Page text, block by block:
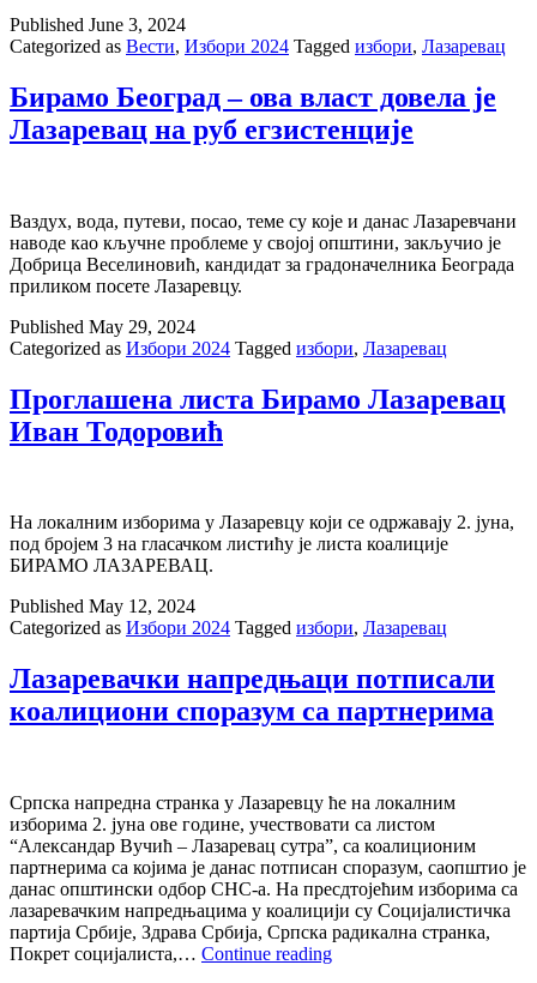
Published June 3, 2024
Categorized as Вести, Избори 2024 Tagged избори, Лазаревац
Бирамо Београд – ова власт довела је
Лазаревац на руб егзистенције
Ваздух, вода, путеви, посао, теме су које и данас Лазаревчани
наводе као кључне проблеме у својој општини, закључио је
Добрица Веселиновић, кандидат за градоначелника Београда
приликом посете Лазаревцу.
Published May 29, 2024
Categorized as Избори 2024 Tagged избори, Лазаревац
Проглашена листа Бирамо Лазаревац
Иван Тодоровић
На локалним изборима у Лазаревцу који се одржавају 2. јуна,
под бројем 3 на гласачком листићу је листа коалиције
БИРАМО ЛАЗАРЕВАЦ.
Published May 12, 2024
Categorized as Избори 2024 Tagged избори, Лазаревац
Лазаревачки напредњаци потписали
коалициони споразум са партнерима
Српска напредна странка у Лазаревцу ће на локалним
изборима 2. јуна ове године, учествовати са листом
“Александар Вучић – Лазаревац сутра”, са коалиционим
партнерима са којима је данас потписан споразум, саопштио је
данас општински одбор СНС-а. На пресдтојећим изборима са
лазаревачким напредњацима у коалицији су Социјалистичка
партија Србије, Здрава Србија, Српска радикална странка,
Покрет социјалиста,… Continue readingЛазаревачки